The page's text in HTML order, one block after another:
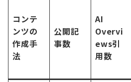
コンテ
ンツの
作成手
法
公開記
事数
AI
Overvi
ews引
用数